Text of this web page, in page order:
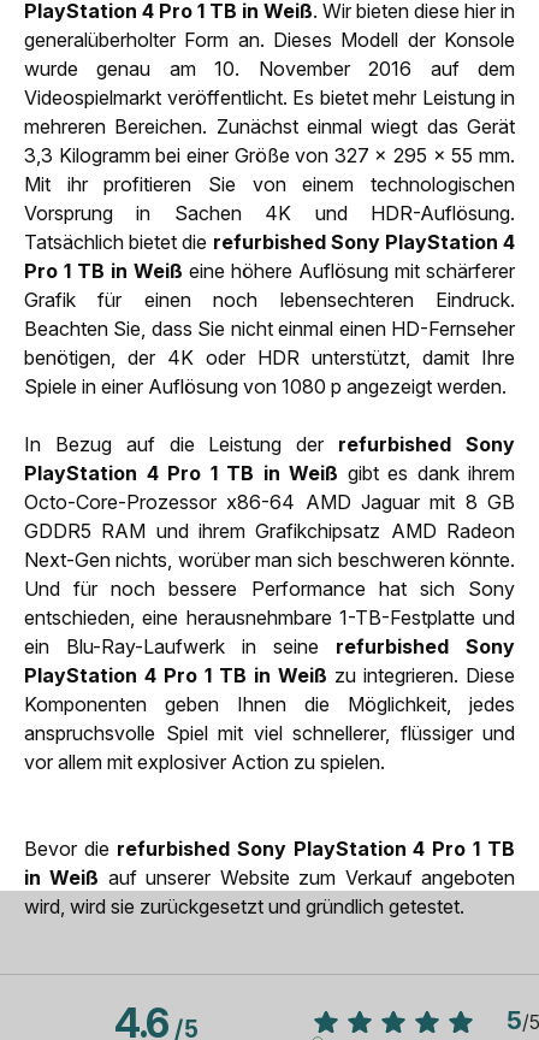
PlayStation 4 Pro 1 TB in Weiß. Wir bieten diese hier in
generalüberholter Form an. Dieses Modell der Konsole
wurde genau am 10. November 2016 auf dem
Videospielmarkt veröffentlicht. Es bietet mehr Leistung in
mehreren Bereichen. Zunächst einmal wiegt das Gerät
3,3 Kilogramm bei einer Größe von 327 x 295 x 55 mm.
Mit ihr profitieren Sie von einem technologischen
Vorsprung in Sachen 4K und HDR-Auflösung.
Tatsächlich bietet die refurbished Sony PlayStation 4
Pro 1 TB in Weiß eine höhere Auflösung mit schärferer
Grafik für einen noch lebensechteren Eindruck.
Beachten Sie, dass Sie nicht einmal einen HD-Fernseher
benötigen, der 4K oder HDR unterstützt, damit Ihre
Spiele in einer Auflösung von 1080 p angezeigt werden.
In Bezug auf die Leistung der refurbished Sony
PlayStation 4 Pro 1 TB in Weiß gibt es dank ihrem
Octo-Core-Prozessor x86-64 AMD Jaguar mit 8 GB
GDDR5 RAM und ihrem Grafikchipsatz AMD Radeon
Next-Gen nichts, worüber man sich beschweren könnte.
Und für noch bessere Performance hat sich Sony
entschieden, eine herausnehmbare 1-TB-Festplatte und
ein Blu-Ray-Laufwerk in seine refurbished Sony
PlayStation 4 Pro 1 TB in Weiß zu integrieren. Diese
Komponenten geben Ihnen die Möglichkeit, jedes
anspruchsvolle Spiel mit viel schnellerer, flüssiger und
vor allem mit explosiver Action zu spielen.
Bevor die refurbished Sony PlayStation 4 Pro 1 TB
in Weiß auf unserer Website zum Verkauf angeboten
wird, wird sie zurückgesetzt und gründlich getestet.
4.6/5 5/5